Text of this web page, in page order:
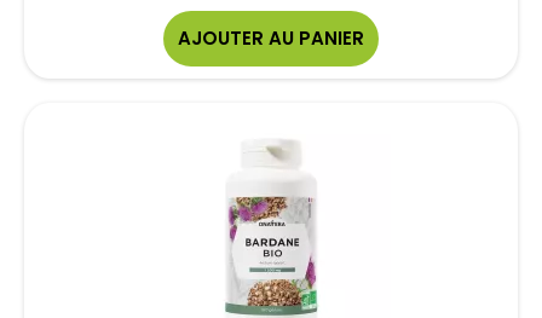
AJOUTER AU PANIER